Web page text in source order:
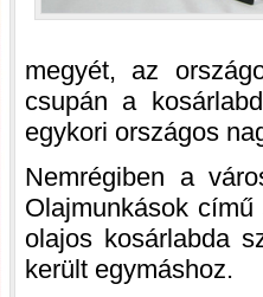
megyét, az
csupán a
egykori országos
Nemrégiben a
Olajmunkások
olajos kosárlabda
került egymáshoz.